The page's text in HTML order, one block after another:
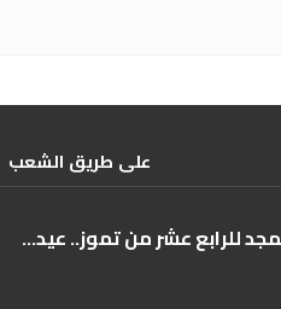
علی طریق الشعب
للرابع عشر من تموز.. عيد...